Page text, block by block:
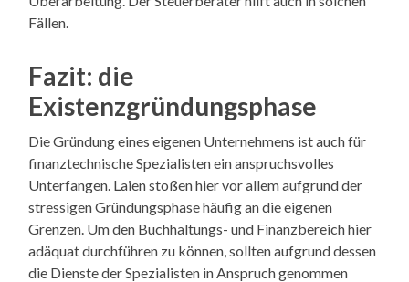
Fällen.
Fazit: die
Existenzgründungsphase
Die Gründung eines eigenen Unternehmens ist auch für
finanztechnische Spezialisten ein anspruchsvolles
Unterfangen. Laien stoßen hier vor allem aufgrund der
stressigen Gründungsphase häufig an die eigenen
Grenzen. Um den Buchhaltungs- und Finanzbereich hier
adäquat durchführen zu können, sollten aufgrund dessen
die Dienste der Spezialisten in Anspruch genommen